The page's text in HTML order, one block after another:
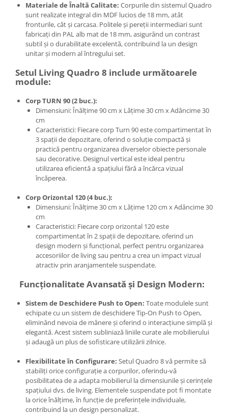
Materiale de Înaltă Calitate: Corpurile din sistemul Quadro
sunt realizate integral din MDF lucios de 18 mm, atât
fronturile, cât și carcasa. Politele și pereții intermediari sunt
fabricați din PAL alb mat de 18 mm, asigurând un contrast
subtil și o durabilitate excelentă, contribuind la un design
unitar și modern al întregului set.
Setul Living Quadro 8 include următoarele
module:
Corp TURN 90 (2 buc.):
Dimensiuni: Înălțime 90 cm x Lățime 30 cm x Adâncime 30
cm
Caracteristici: Fiecare corp Turn 90 este compartimentat în
3 spații de depozitare, oferind o soluție compactă și
practică pentru organizarea diverselor obiecte personale
sau decorative. Designul vertical este ideal pentru
utilizarea eficientă a spațiului fără a încărca vizual
încăperea.
Corp Orizontal 120 (4 buc.):
Dimensiuni: Înălțime 30 cm x Lățime 120 cm x Adâncime 30
cm
Caracteristici: Fiecare corp orizontal 120 este
compartimentat în 2 spații de depozitare, oferind un
design modern și funcțional, perfect pentru organizarea
accesoriilor de living sau pentru a crea un impact vizual
atractiv prin aranjamentele suspendate.
Funcționalitate Avansată și Design Modern:
Sistem de Deschidere Push to Open: Toate modulele sunt
echipate cu un sistem de deschidere Tip-On Push to Open,
eliminând nevoia de mânere și oferind o interacțiune simplă și
elegantă. Acest sistem subliniază liniile curate ale mobilierului
și adaugă un plus de sofisticare utilizării zilnice.
Flexibilitate în Configurare: Setul Quadro 8 vă permite să
stabiliți orice configurație a corpurilor, oferindu-vă
posibilitatea de a adapta mobilierul la dimensiunile și cerințele
spațiului dvs. de living. Elementele suspendate pot fi montate
la orice înălțime, în funcție de preferințele individuale,
contribuind la un design personalizat.